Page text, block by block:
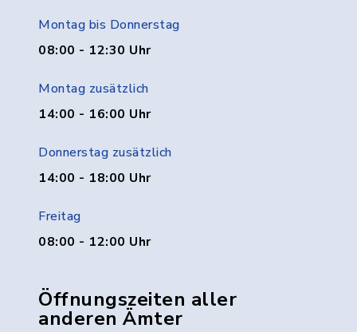
Montag bis Donnerstag
08:00 - 12:30 Uhr
Montag zusätzlich
14:00 - 16:00 Uhr
Donnerstag zusätzlich
14:00 - 18:00 Uhr
Freitag
08:00 - 12:00 Uhr
Öffnungszeiten aller
anderen Ämter